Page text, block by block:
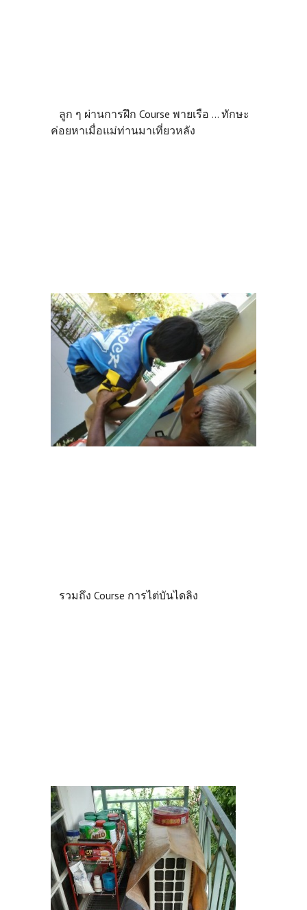
ลูก ๆ ผ่านการฝึก Course พายเรือ ... ทักษะ
ค่อยหาเมื่อแม่ท่านมาเที่ยวหลัง
รวมถึง Course การไต่บันไดลิง